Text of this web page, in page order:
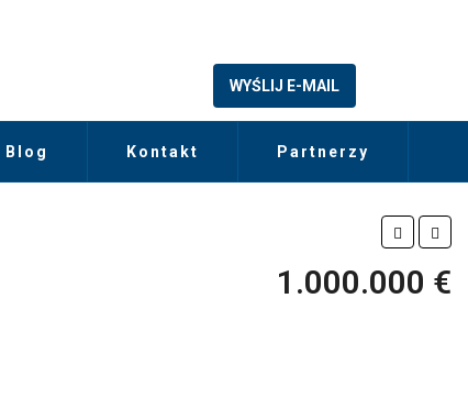
WYŚLIJ E-MAIL
Blog Kontakt Partnerzy
1.000.000 €